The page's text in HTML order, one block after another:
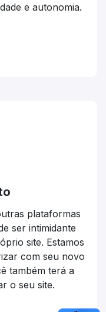
e autonomia.
plataformas
ser intimidante
site. Estamos
com seu novo
também terá a
o seu site.